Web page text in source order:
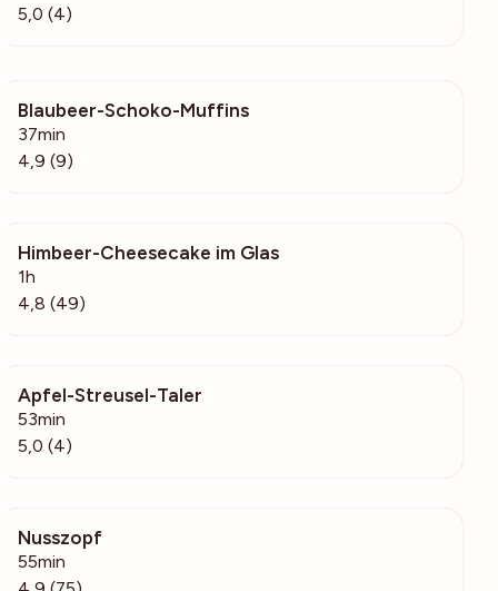
5,0 (4)
Blaubeer-Schoko-Muffins
37min
4,9 (9)
Himbeer-Cheesecake im Glas
1h
4,8 (49)
Apfel-Streusel-Taler
53min
5,0 (4)
Nusszopf
55min